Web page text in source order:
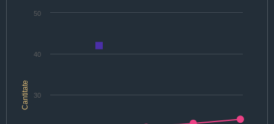
Cantitate 30
40
50